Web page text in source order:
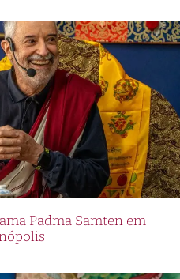
Padma Samten em